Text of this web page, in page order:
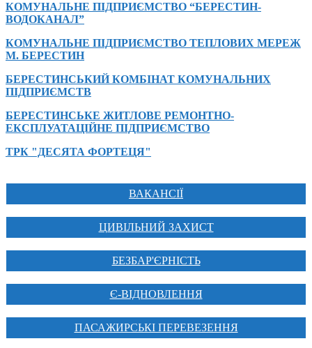
КОМУНАЛЬНЕ ПІДПРИЄМСТВО “БЕРЕСТИН-
ВОДОКАНАЛ”
КОМУНАЛЬНЕ ПІДПРИЄМСТВО ТЕПЛОВИХ МЕРЕЖ
М. БЕРЕСТИН
БЕРЕСТИНСЬКИЙ КОМБІНАТ КОМУНАЛЬНИХ
ПІДПРИЄМСТВ
БЕРЕСТИНСЬКЕ ЖИТЛОВЕ РЕМОНТНО-
ЕКСПЛУАТАЦІЙНЕ ПІДПРИЄМСТВО
ТРК "ДЕСЯТА ФОРТЕЦЯ"
ВАКАНСІЇ
ЦИВІЛЬНИЙ ЗАХИСТ
БЕЗБАР'ЄРНІСТЬ
Є-ВІДНОВЛЕННЯ
ПАСАЖИРСЬКІ ПЕРЕВЕЗЕННЯ